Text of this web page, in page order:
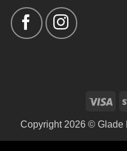
Copyright 2026 © Glade